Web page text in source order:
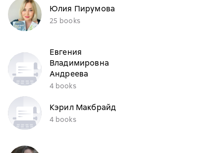
Юлия Пирумова
25 books
Евгения
Владимировна
Андреева
4 books
Кэрил Макбрайд
4 books